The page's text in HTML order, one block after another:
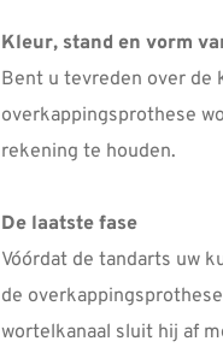
Kleur, stand en vorm
Bent u tevreden over de
overkappingsprothese
rekening te houden.
De laatste fase
Vóórdat de tandarts uw
de
wortelkanaal sluit hij af